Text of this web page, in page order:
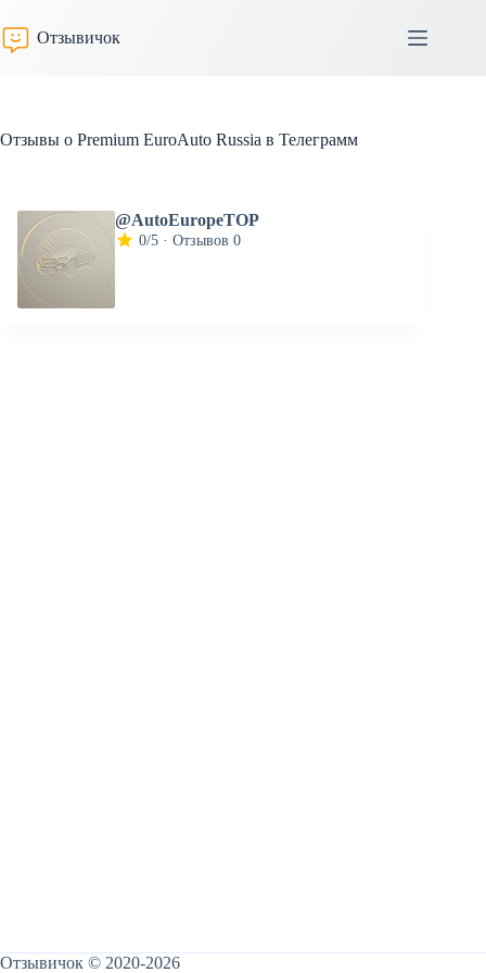
к
сути
Отзывичок
Отзывы о Premium EuroAuto Russia в Телеграмм
@AutoEuropeTOP
0/5 · Отзывов 0
Отзывичок © 2020-2026